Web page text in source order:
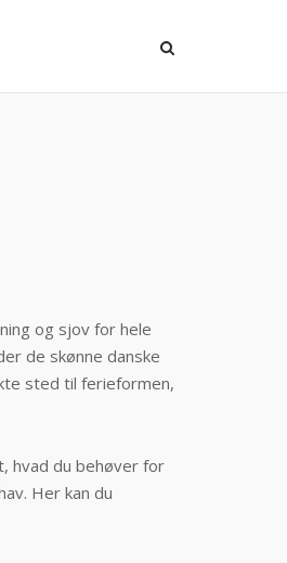
og sjov for hele
de skønne danske
sted til ferieformen,
hvad du behøver for
Her kan du